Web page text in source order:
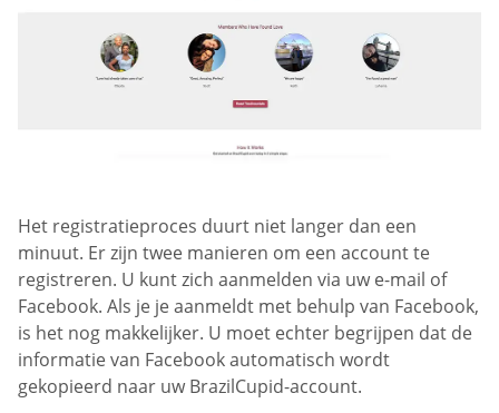
Het registratieproces duurt niet langer dan een
minuut. Er zijn twee manieren om een account te
registreren. U kunt zich aanmelden via uw e-mail of
Facebook. Als je je aanmeldt met behulp van Facebook,
is het nog makkelijker. U moet echter begrijpen dat de
informatie van Facebook automatisch wordt
gekopieerd naar uw BrazilCupid-account.